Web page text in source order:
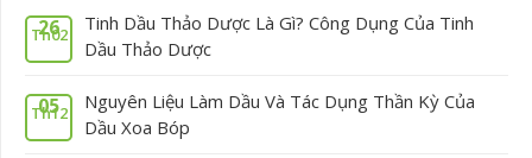
26
Th02
Tinh Dầu Thảo Dược Là Gì? Công Dụng Của Tinh
Dầu Thảo Dược
05
Th12
Nguyên Liệu Làm Dầu Và Tác Dụng Thần Kỳ Của
Dầu Xoa Bóp